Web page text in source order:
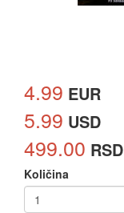
4.99 EUR
5.99 USD
499.00 RSD
Količina